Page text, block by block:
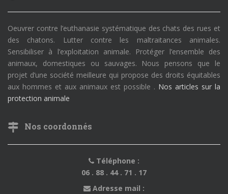
Oeuvrer contre l’euthanasie systématique des chats des rues et
des chatons. Lutter contre les maltraitances animales.
Sensibiliser à l’exploitation animale. Protéger l’ensemble des
animaux, domestiques ou sauvages. Nous pensons que le
projet d’une société meilleure qui propose des droits équitables
aux hommes et aux animaux est possible . Nos articles sur la
protection animale
Nos coordonnés
Téléphone :
06 . 88 . 44 . 71 . 17
Adresse mail :